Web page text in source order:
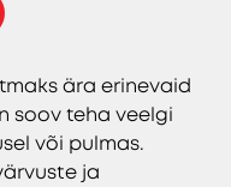
ära erinevaid
soov teha veelgi
või pulmas.
ja